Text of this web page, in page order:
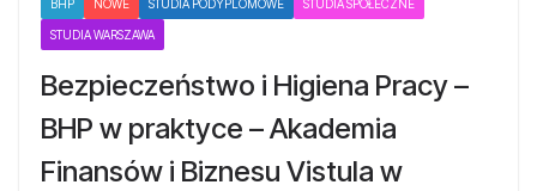
BHP NOWE STUDIA PODYPLOMOWE STUDIA SPOŁECZNE
STUDIA WARSZAWA
Bezpieczeństwo i Higiena Pracy –
BHP w praktyce – Akademia
Finansów i Biznesu Vistula w